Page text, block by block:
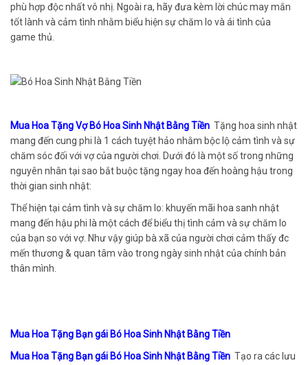
phù hợp độc nhất vô nhị. Ngoài ra, hãy đưa kèm lời chúc may mắn
tốt lành và cảm tình nhằm biểu hiện sự chăm lo và ái tình của
game thủ.
Mua Hoa Tặng Vợ Bó Hoa Sinh Nhật Bằng Tiền Tặng hoa sinh nhật
mang đến cung phi là 1 cách tuyệt hảo nhằm bộc lộ cảm tình và sự
chăm sóc đối với vợ của người chơi. Dưới đó là một số trong những
nguyên nhân tại sao bắt buộc tặng ngay hoa đến hoàng hậu trong
thời gian sinh nhật:
Thể hiện tại cảm tình và sự chăm lo: khuyến mãi hoa sanh nhật
mang đến hậu phi là một cách để biểu thị tình cảm và sự chăm lo
của bạn so với vợ. Như vậy giúp bà xã của người chơi cảm thấy đc
mến thương & quan tâm vào trong ngày sinh nhật của chính bản
thân mình.
Mua Hoa Tặng Bạn gái Bó Hoa Sinh Nhật Bằng Tiền
Mua Hoa Tặng Bạn gái Bó Hoa Sinh Nhật Bằng Tiền Tạo ra các lưu